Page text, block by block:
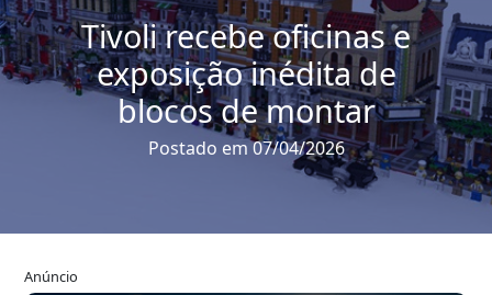
Tivoli recebe oficinas e
exposição inédita de
blocos de montar
Postado em 07/04/2026
Anúncio